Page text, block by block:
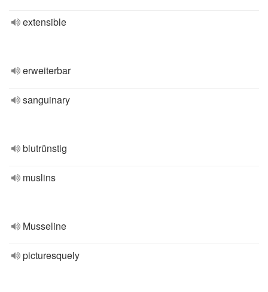
extensible
erweiterbar
sanguinary
blutrünstig
muslins
Musseline
picturesquely